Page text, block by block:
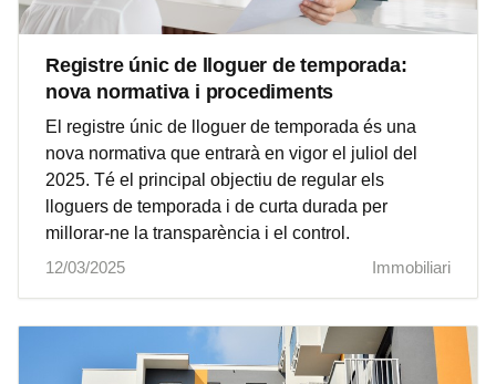
Registre únic de lloguer de temporada:
nova normativa i procediments
El registre únic de lloguer de temporada és una
nova normativa que entrarà en vigor el juliol del
2025. Té el principal objectiu de regular els
lloguers de temporada i de curta durada per
millorar-ne la transparència i el control.
12/03/2025
Immobiliari